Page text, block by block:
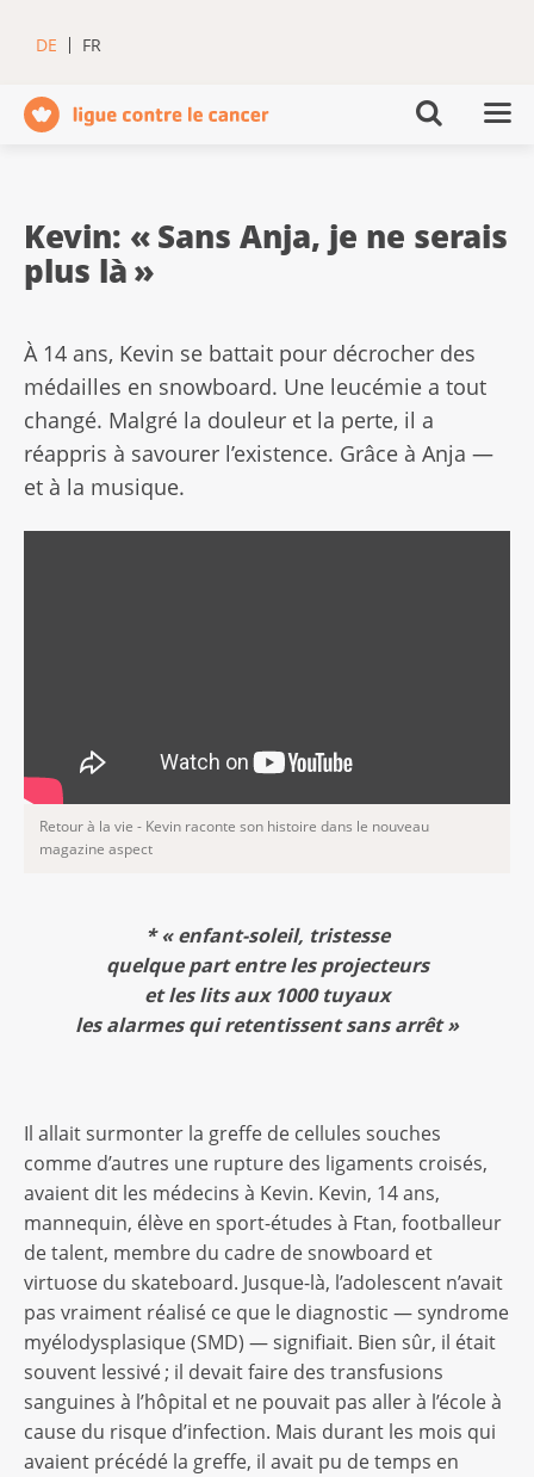
DE FR
Kevin: « Sans Anja, je ne serais
plus là »
À 14 ans, Kevin se battait pour décrocher des
médailles en snowboard. Une leucémie a tout
changé. Malgré la douleur et la perte, il a
réappris à savourer l’existence. Grâce à Anja —
et à la musique.
Retour à la vie - Kevin raconte son histoire dans le nouveau
magazine aspect
* « enfant-soleil, tristesse
quelque part entre les projecteurs
et les lits aux 1000 tuyaux
les alarmes qui retentissent sans arrêt »
Il allait surmonter la greffe de cellules souches
comme d’autres une rupture des ligaments croisés,
avaient dit les médecins à Kevin. Kevin, 14 ans,
mannequin, élève en sport-études à Ftan, footballeur
de talent, membre du cadre de snowboard et
virtuose du skateboard. Jusque-là, l’adolescent n’avait
pas vraiment réalisé ce que le diagnostic — syndrome
myélodysplasique (SMD) — signifiait. Bien sûr, il était
souvent lessivé ; il devait faire des transfusions
sanguines à l’hôpital et ne pouvait pas aller à l’école à
cause du risque d’infection. Mais durant les mois qui
avaient précédé la greffe, il avait pu de temps en